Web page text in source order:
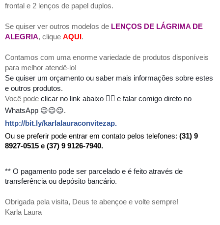
frontal e 2 lenços de papel duplos.
Se quiser ver outros modelos de LENÇOS DE LÁGRIMA DE
ALEGRIA, clique AQUI.
Contamos com uma enorme variedade de produtos disponíveis
para melhor atendê-lo!
Se quiser um orçamento ou saber mais informações sobre estes
e outros produtos.
Você pode clicar no link abaixo 👇🏻 e falar comigo direto no
WhatsApp 😉😉😉.
http://bit.ly/karlalauraconvitezap.
Ou se preferir pode entrar em contato pelos telefones: (31) 9
8927-0515 e (37) 9 9126-7940.
** O pagamento pode ser parcelado e é feito através de
transferência ou depósito bancário.
Obrigada pela visita, Deus te abençoe e volte sempre!
Karla Laura